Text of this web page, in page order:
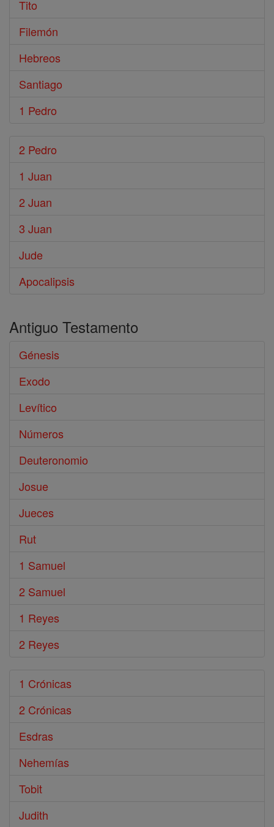
Tito
Filemón
Hebreos
Santiago
1 Pedro
2 Pedro
1 Juan
2 Juan
3 Juan
Jude
Apocalipsis
Antiguo Testamento
Génesis
Exodo
Levítico
Números
Deuteronomio
Josue
Jueces
Rut
1 Samuel
2 Samuel
1 Reyes
2 Reyes
1 Crónicas
2 Crónicas
Esdras
Nehemías
Tobit
Judith